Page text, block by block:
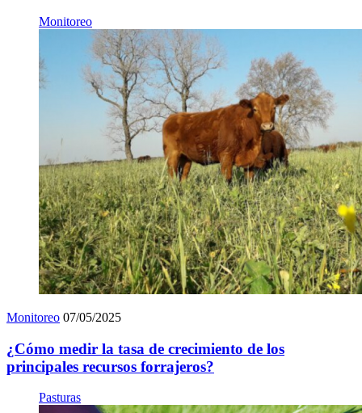
Monitoreo
Monitoreo 07/05/2025
¿Cómo medir la tasa de crecimiento de los
principales recursos forrajeros?
Pasturas